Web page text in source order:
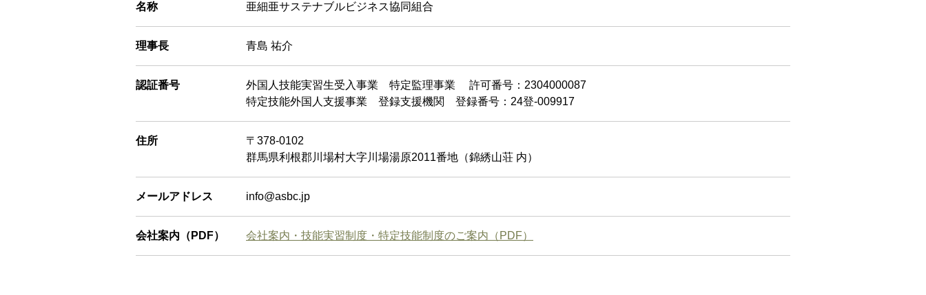
名称 亜細亜サステナブルビジネス協同組合
理事長 青島 祐介
認証番号 外国人技能実習生受入事業 特定監理事業
許可番号：2304000087
特定技能外国人支援事業 登録支援機関 登録番号：24登-009917
住所
〒378-0102
群馬県利根郡川場村大字川場湯原2011番地（錦綉山荘 内）
メールアドレス info@asbc.jp
会社案内（PDF） 会社案内・技能実習制度・特定技能制度のご案内（PDF）